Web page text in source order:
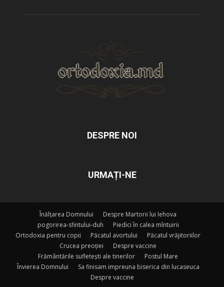
DESPRE NOI
URMAȚI-NE
Înălțarea Domnului
Despre Martorii lui Iehova
pogorirea-sfintului-duh
Piedici în calea mîntuirii
Ortodoxia pentru copii
Păcatul avortului
Păcatul vrăjitoriilor
Crucea preoției
Despre vaccine
Frământările sufletești ale tinerilor
Postul Mare
Învierea Domnului
Sa finisam impreuna biserica din lucaseuca
Despre vaccine